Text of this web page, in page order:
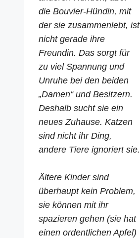
die Bouvier-Hündin, mit
der sie zusammenlebt, ist
nicht gerade ihre
Freundin. Das sorgt für
zu viel Spannung und
Unruhe bei den beiden
„Damen“ und Besitzern.
Deshalb sucht sie ein
neues Zuhause. Katzen
sind nicht ihr Ding,
andere Tiere ignoriert sie.
Ältere Kinder sind
überhaupt kein Problem,
sie können mit ihr
spazieren gehen (sie hat
einen ordentlichen Apfel)